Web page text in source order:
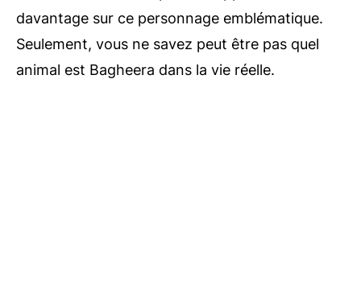
davantage sur ce personnage emblématique.
Seulement, vous ne savez peut être pas quel
animal est Bagheera dans la vie réelle.